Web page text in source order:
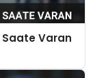
Saate Varan